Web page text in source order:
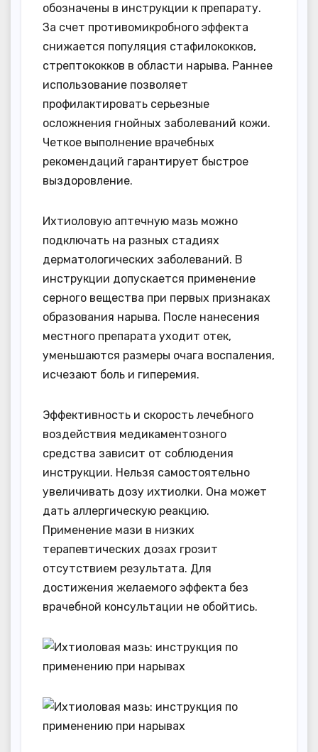
обозначены в инструкции к препарату.
За счет противомикробного эффекта
снижается популяция стафилококков,
стрептококков в области нарыва. Раннее
использование позволяет
профилактировать серьезные
осложнения гнойных заболеваний кожи.
Четкое выполнение врачебных
рекомендаций гарантирует быстрое
выздоровление.
Ихтиоловую аптечную мазь можно
подключать на разных стадиях
дерматологических заболеваний. В
инструкции допускается применение
серного вещества при первых признаках
образования нарыва. После нанесения
местного препарата уходит отек,
уменьшаются размеры очага воспаления,
исчезают боль и гиперемия.
Эффективность и скорость лечебного
воздействия медикаментозного
средства зависит от соблюдения
инструкции. Нельзя самостоятельно
увеличивать дозу ихтиолки. Она может
дать аллергическую реакцию.
Применение мази в низких
терапевтических дозах грозит
отсутствием результата. Для
достижения желаемого эффекта без
врачебной консультации не обойтись.